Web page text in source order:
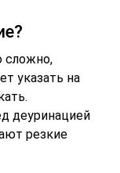
сложно,
указать на
деуринацией
резкие